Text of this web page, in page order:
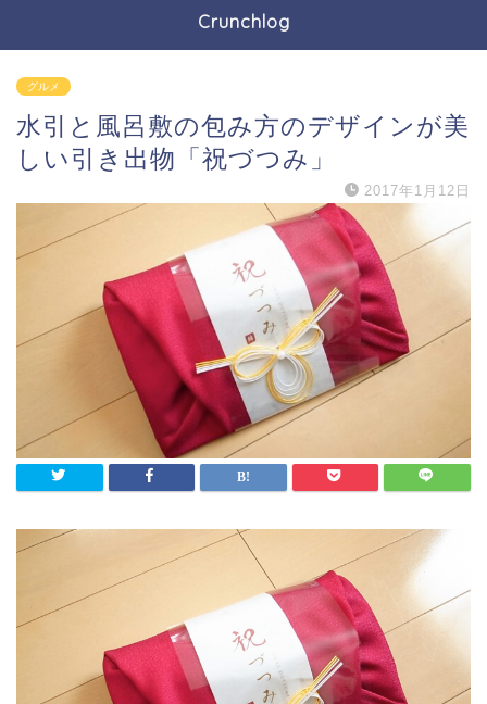
Crunchlog
グルメ
水引と風呂敷の包み方のデザインが美
しい引き出物「祝づつみ」
2017年1月12日